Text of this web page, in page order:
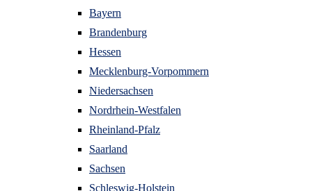
Bayern
Brandenburg
Hessen
Mecklenburg-Vorpommern
Niedersachsen
Nordrhein-Westfalen
Rheinland-Pfalz
Saarland
Sachsen
Schleswig-Holstein